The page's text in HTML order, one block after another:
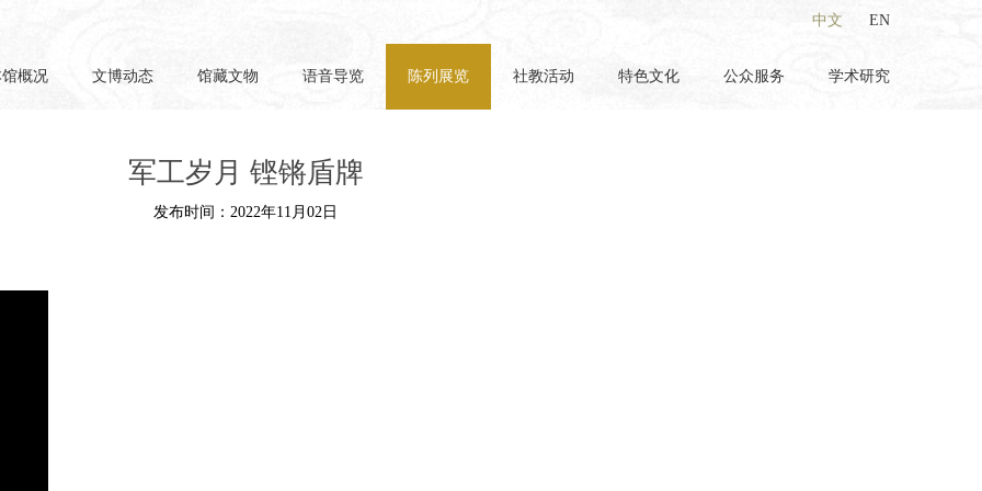
中文 EN
概况 文博动态 馆藏文物 语音导览 陈列展览 社教活动 特色文化 公众服务 学术研究
军工岁月 铿锵盾牌
发布时间：2022年11月02日